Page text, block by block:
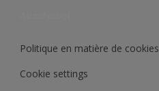
Politique en matière de cookies
Cookie settings